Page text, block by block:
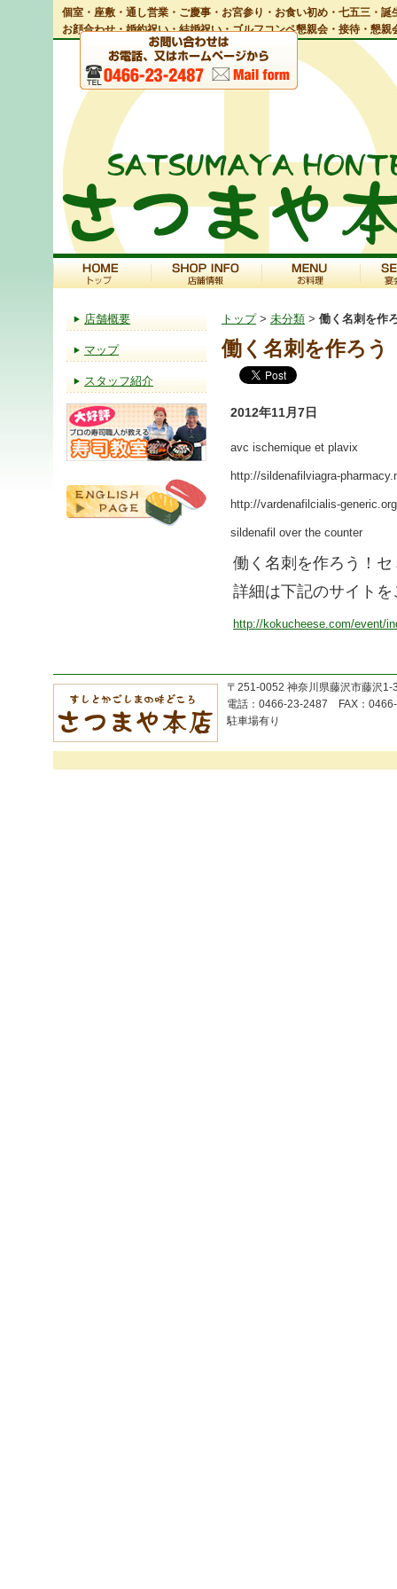
個室・座敷・通し営業・ご慶事・お宮参り・お食い初め・七五三・
お顔合わせ・婚約祝い・結婚祝い・ゴルフコンペ懇親会・接待・懇
店舗概要
マップ
スタッフ紹介
トップ> 未分類 > 働く名刺を作
働く名刺を作ろう
2012年11月7日
avc ischemique et plavix
http://sildenafilviagra-
http://vardenafilcialis-
sildenafil over the counter
働く名刺を作ろう！
詳細は下記のサイト
http://kokucheese.com/event/
〒251-0052 神奈川県藤沢市藤沢
電話：0466-23-2487 FAX：
駐車場有り